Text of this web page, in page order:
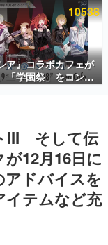
ー数万以上！ などな
ミ渾身の“殿堂入り”記
時のエピソードをお
』は、〈試験問題〉
若きクリエイター達
と思しき描写も含め
議論を交わす
10538
ア』コラボカフェが
「学園祭」をコンセ
擬店やセツやSQ、ラ
III そして伝
12月16日に
ドバイスを
イテムなど充